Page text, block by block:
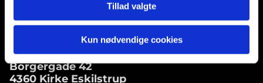
Tillad valgte
Kun nødvendige cookies
Kr. Eskilstrup kirke
Borgergade 42
4360 Kirke Eskilstrup